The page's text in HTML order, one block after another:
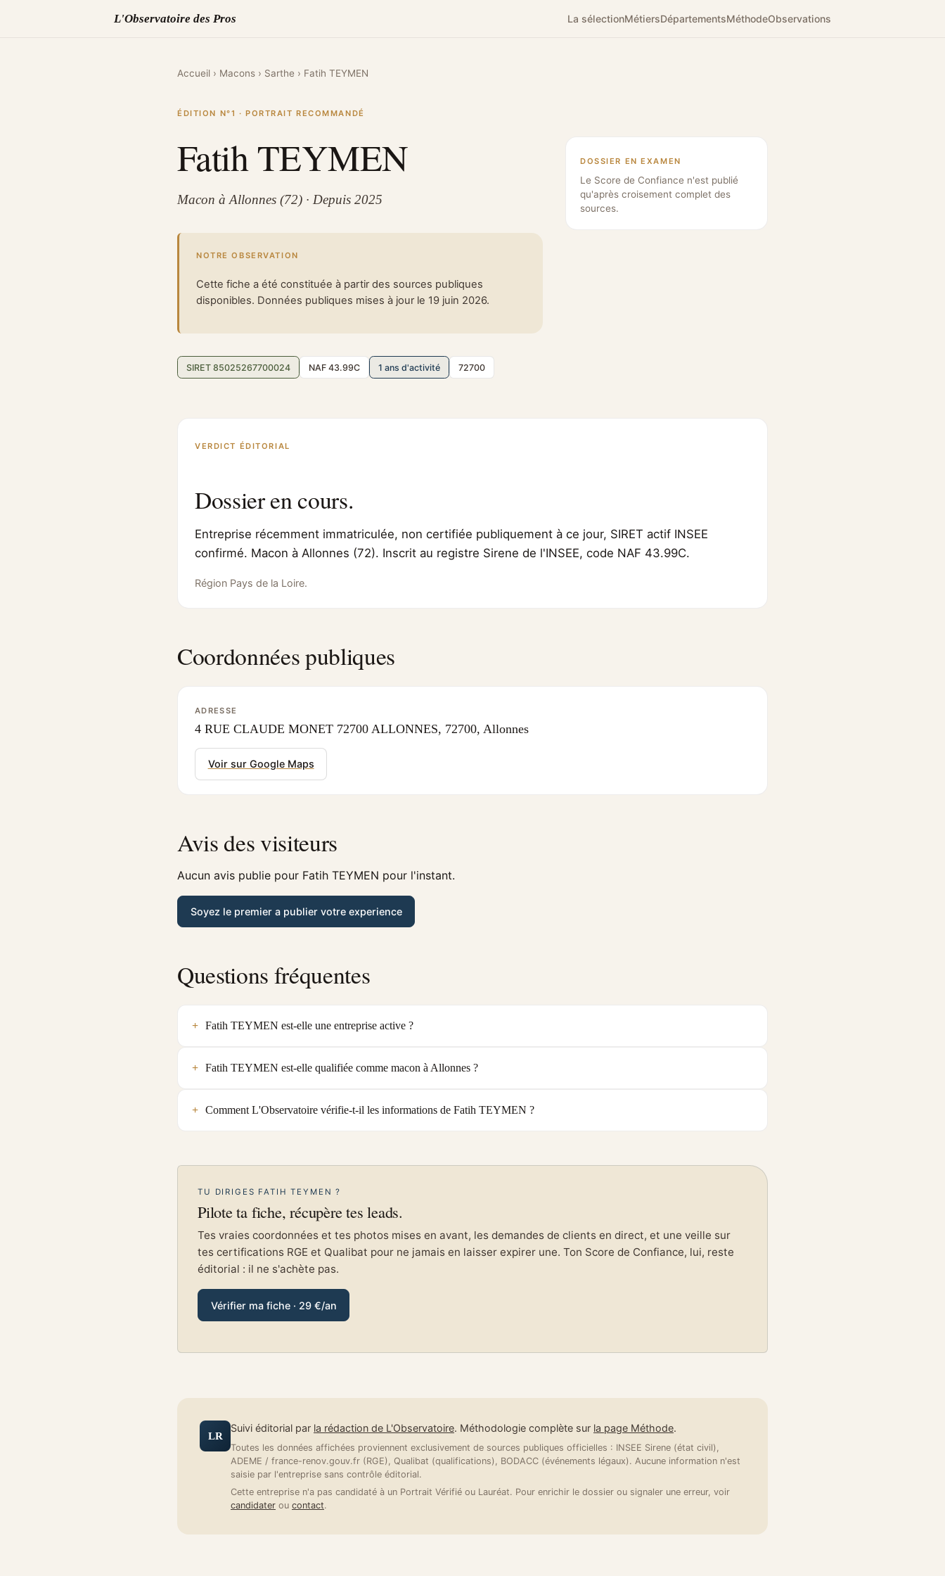
L'Observatoire des Pros La sélectionMétiersDépartementsMéthodeObservations
Accueil › Macons › Sarthe › Fatih TEYMEN
ÉDITION N°1 · PORTRAIT RECOMMANDÉ
Fatih TEYMEN
Macon à Allonnes (72) · Depuis 2025
NOTRE OBSERVATION
Cette fiche a été constituée à partir des sources publiques
disponibles. Données publiques mises à jour le 19 juin 2026.
SIRET 85025267700024 NAF 43.99C 1 ans d'activité 72700
DOSSIER EN EXAMEN
Le Score de Confiance n'est publié
qu'après croisement complet des
sources.
VERDICT ÉDITORIAL
Dossier en cours.
Entreprise récemment immatriculée, non certifiée publiquement à ce jour, SIRET actif INSEE
confirmé. Macon à Allonnes (72). Inscrit au registre Sirene de l'INSEE, code NAF 43.99C.
Région Pays de la Loire.
Coordonnées publiques
ADRESSE
4 RUE CLAUDE MONET 72700 ALLONNES, 72700, Allonnes
Voir sur Google Maps
Avis des visiteurs
Aucun avis publie pour Fatih TEYMEN pour l'instant.
Soyez le premier a publier votre experience
Questions fréquentes
Fatih TEYMEN est-elle une entreprise active ?
Fatih TEYMEN est-elle qualifiée comme macon à Allonnes ?
Comment L'Observatoire vérifie-t-il les informations de Fatih TEYMEN ?
TU DIRIGES FATIH TEYMEN ?
Pilote ta fiche, récupère tes leads.
Tes vraies coordonnées et tes photos mises en avant, les demandes de clients en direct, et une veille sur
tes certifications RGE et Qualibat pour ne jamais en laisser expirer une. Ton Score de Confiance, lui, reste
éditorial : il ne s'achète pas.
Vérifier ma fiche · 29 €/an
LR
Suivi éditorial par la rédaction de L'Observatoire. Méthodologie complète sur la page Méthode.
Toutes les données affichées proviennent exclusivement de sources publiques officielles : INSEE Sirene (état civil),
ADEME / france-renov.gouv.fr (RGE), Qualibat (qualifications), BODACC (événements légaux). Aucune information n'est
saisie par l'entreprise sans contrôle éditorial.
Cette entreprise n'a pas candidaté à un Portrait Vérifié ou Lauréat. Pour enrichir le dossier ou signaler une erreur, voir
candidater ou contact.